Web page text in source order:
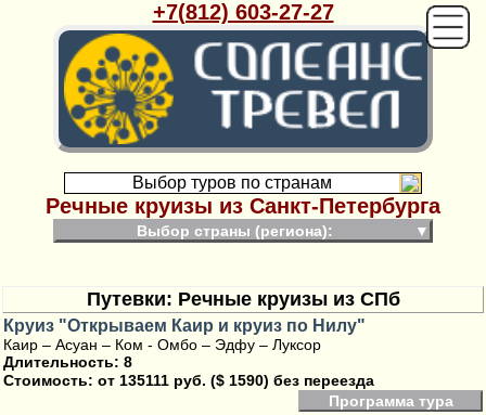
+7(812) 603-27-27
Выбор туров по странам
Речные круизы из Санкт-Петербурга
Выбор страны (региона): ▼
Путевки: Речные круизы из СПб
Круиз "Открываем Каир и круиз по Нилу"
Каир – Асуан – Ком - Омбо – Эдфу – Луксор
Длительность: 8
Стоимость: от 135111 руб. ($ 1590) без переезда
Программа тура